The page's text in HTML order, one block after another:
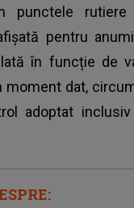
punctele rutiere
pentru
în funcție de
moment dat,
adoptat